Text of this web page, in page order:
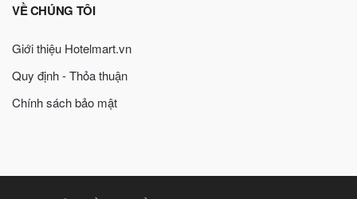
VỀ CHÚNG TÔI
Giới thiệu Hotelmart.vn
Quy định - Thỏa thuận
Chính sách bảo mật